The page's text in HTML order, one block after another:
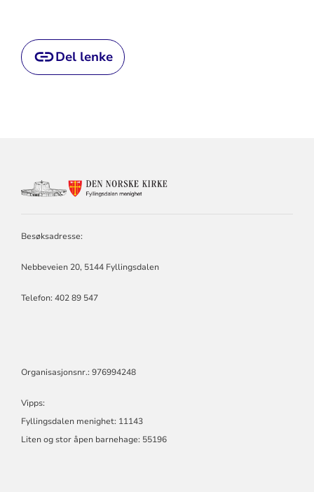
Del lenke
Besøksadresse:
Nebbeveien 20, 5144 Fyllingsdalen
Telefon: 402 89 547
Organisasjonsnr.: 976994248
Vipps:
Fyllingsdalen menighet: 11143
Liten og stor åpen barnehage: 55196